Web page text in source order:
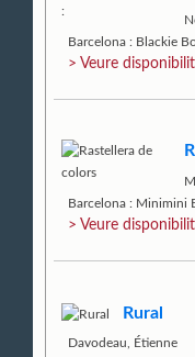
Barcelona : Blackie
> Veure
Barcelona : Minimini
> Veure
Rural
Davodeau, Étienne